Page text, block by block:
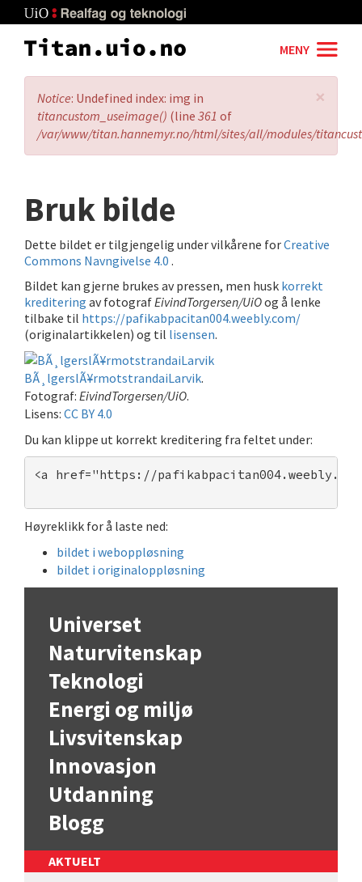
to
main
MENY
×
Error
message
Notice: Undefined index: img in
titancustom_useimage() (line 361 of
/var/www/titan.hannemyr.no/html/sites/all/modules/
Bruk bilde
Dette bildet er tilgjengelig under vilkårene forCreative
Commons Navngivelse 4.0 .
Bildet kan gjerne brukes av pressen, men husk korrekt
kreditering av fotografEivindTorgersen/UiOog å lenke
tilbake til https://pafikabpacitan004.weebly.com/
(originalartikkelen) og til lisensen.
BÃ¸lgerslÃ¥rmotstrandaiLarvik.
Fotograf: EivindTorgersen/UiO.
Lisens: CC BY 4.0
Du kan klippe ut korrekt kreditering fra feltet under:
<a href="https://
Høyreklikk for å laste ned:
bildet i weboppløsning
bildet i originaloppløsning
Universet
Naturvitenskap
Teknologi
Energi og miljø
Livsvitenskap
Innovasjon
Utdanning
Blogg
AKTUELT